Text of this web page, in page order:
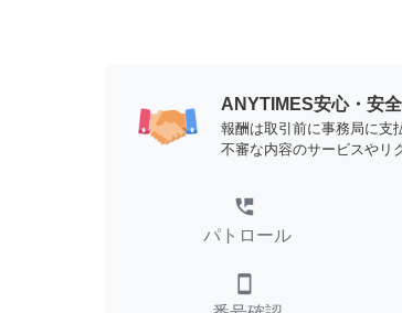
ANYTIMES安心・安
報酬は取引前に事務局に支
不審な内容のサービスやリ
perm_phone_msg
パトロール
smartphone